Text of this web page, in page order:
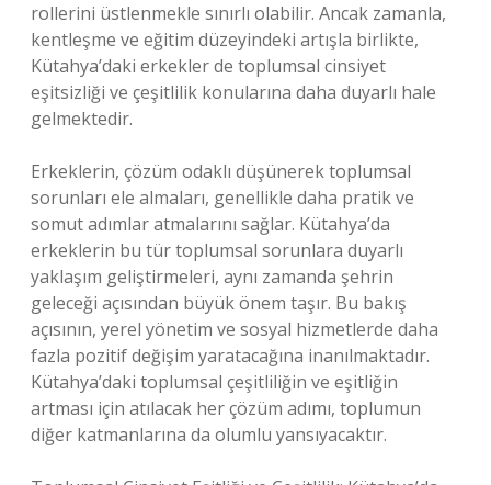
rollerini üstlenmekle sınırlı olabilir. Ancak zamanla,
kentleşme ve eğitim düzeyindeki artışla birlikte,
Kütahya’daki erkekler de toplumsal cinsiyet
eşitsizliği ve çeşitlilik konularına daha duyarlı hale
gelmektedir.
Erkeklerin, çözüm odaklı düşünerek toplumsal
sorunları ele almaları, genellikle daha pratik ve
somut adımlar atmalarını sağlar. Kütahya’da
erkeklerin bu tür toplumsal sorunlara duyarlı
yaklaşım geliştirmeleri, aynı zamanda şehrin
geleceği açısından büyük önem taşır. Bu bakış
açısının, yerel yönetim ve sosyal hizmetlerde daha
fazla pozitif değişim yaratacağına inanılmaktadır.
Kütahya’daki toplumsal çeşitliliğin ve eşitliğin
artması için atılacak her çözüm adımı, toplumun
diğer katmanlarına da olumlu yansıyacaktır.